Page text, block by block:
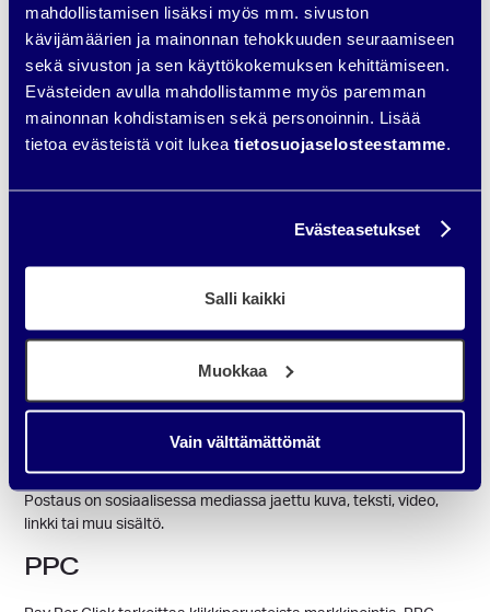
mahdollistamisen lisäksi myös mm. sivuston
kävijämäärien ja mainonnan tehokkuuden seuraamiseen
sekä sivuston ja sen käyttökokemuksen kehittämiseen.
Evästeiden avulla mahdollistamme myös paremman
mainonnan kohdistamisen sekä personoinnin. Lisää
tietoa evästeistä voit lukea tietosuojaselosteestamme.
Evästeasetukset
Salli kaikki
Muokkaa
Vain välttämättömät
tällä tarkoitetaan esimerkiksi eri verkkomedioiden sivuilla olevia
mainoksia.
Orgaaninen postaus
Orgaaninen postaus on yrityksen tai henkilön aikajanalleen
Facebook- ja Instagram-markkinointiin liittyvä Pikseli on pieni
JavaScript-koodinpätkä, jonka voi asentaa mille tahansa
ja sen avulla voi muun muassa luoda kohderyhmiä sivuston
kävijöistä eli tehdä rema-markkinointia, mitata sivustolla
Postaus on sosiaalisessa mediassa jaettu kuva, teksti, video,
linkki tai muu sisältö.
PPC